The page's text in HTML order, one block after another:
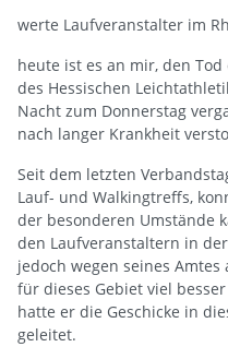
werte Laufveranstalter im
heute ist es an mir, den
des Hessischen
Nacht zum Donnerstag
nach langer Krankheit
Seit dem letzten
Lauf- und Walkingtreffs,
der besonderen Umstände
den Laufveranstaltern in
jedoch wegen seines
für dieses Gebiet viel
hatte er die Geschicke in
geleitet.